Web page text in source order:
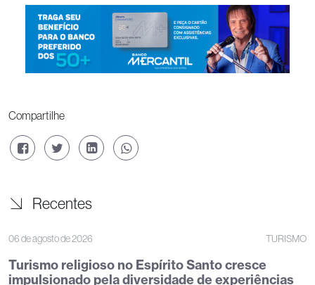
Compartilhe
Recentes
06 de agosto de 2026 TURISMO
Turismo religioso no Espírito Santo cresce
impulsionado pela diversidade de experiências